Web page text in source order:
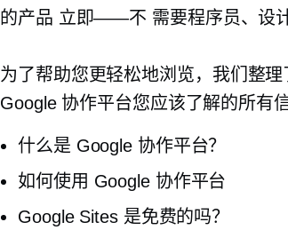
的产品 立即——不 需要程序员、设
为了帮助您更轻松地浏览，我们整
Google 协作平台您应该了解的所有
什么是 Google 协作平台？
如何使用 Google 协作平台
Google Sites 是免费的吗？